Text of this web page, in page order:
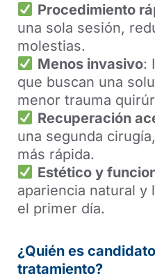
Procedimiento
una sola sesión,
molestias.
Menos invasivo:
que buscan una
menor trauma
Recuperación
una segunda
más rápida.
Estético y
apariencia natural y
el primer día.
¿Quién es
tratamiento?